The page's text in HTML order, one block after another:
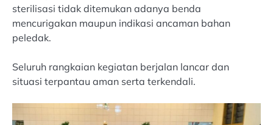
sterilisasi tidak ditemukan adanya benda
mencurigakan maupun indikasi ancaman bahan
peledak.
Seluruh rangkaian kegiatan berjalan lancar dan
situasi terpantau aman serta terkendali.